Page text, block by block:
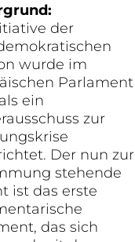
der
wurde im
Parlament
ein
zur
Der nun zur
stehende
ist das erste
das sich